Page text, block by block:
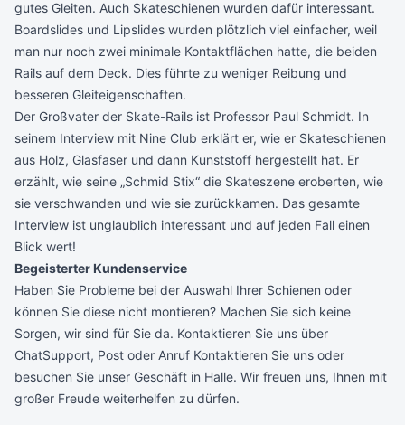
gutes Gleiten. Auch Skateschienen wurden dafür interessant.
Boardslides und Lipslides wurden plötzlich viel einfacher, weil
man nur noch zwei minimale Kontaktflächen hatte, die beiden
Rails auf dem Deck. Dies führte zu weniger Reibung und
besseren Gleiteigenschaften.
Der Großvater der Skate-Rails ist Professor Paul Schmidt. In
seinem Interview mit Nine Club erklärt er, wie er Skateschienen
aus Holz, Glasfaser und dann Kunststoff hergestellt hat. Er
erzählt, wie seine „Schmid Stix“ die Skateszene eroberten, wie
sie verschwanden und wie sie zurückkamen. Das gesamte
Interview ist unglaublich interessant und auf jeden Fall einen
Blick wert!
Begeisterter Kundenservice
Haben Sie Probleme bei der Auswahl Ihrer Schienen oder
können Sie diese nicht montieren? Machen Sie sich keine
Sorgen, wir sind für Sie da. Kontaktieren Sie uns über
ChatSupport, Post oder Anruf Kontaktieren Sie uns oder
besuchen Sie unser Geschäft in Halle. Wir freuen uns, Ihnen mit
großer Freude weiterhelfen zu dürfen.